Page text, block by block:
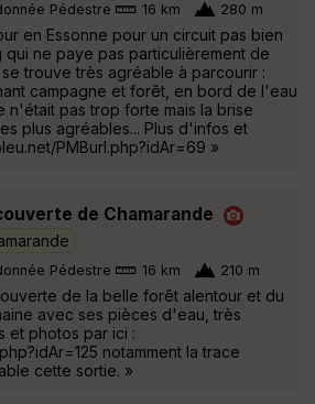
Pédestre 16 km 280 m
en Essonne pour un circuit pas bien
qui ne paye pas particulièrement de
se trouve très agréable à parcourir :
campagne et forêt, en bord de l'eau
n'était pas trop forte mais la brise
plus agréables... Plus d'infos et
PMBurl.php?idAr=69 »
de Chamarande
Pédestre 16 km 210 m
de la belle forêt alentour et du
avec ses pièces d'eau, très
et photos par ici :
notamment la trace
cette sortie. »